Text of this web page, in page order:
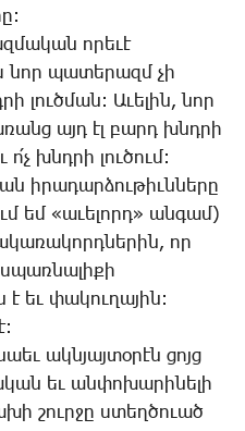
ո­րե­ւէ
նոր պա­տե­րազմ չի
լուծ­ման: Ա­ւե­լին, նոր
այդ էլ բարդ խնդրի
խնդրի լու­ծում:
ի­րա­դար­ձու­թիւն­նե­րը
եմ «ա­ւե­լորդ» ան­գամ)
որ
եւ փա­կու­ղա­յին:
ակնյայ­տօ­րէն ցոյց
եւ ան­փո­խա­րի­նե­լի
շուր­ջը ստեղ­ծո­ւած